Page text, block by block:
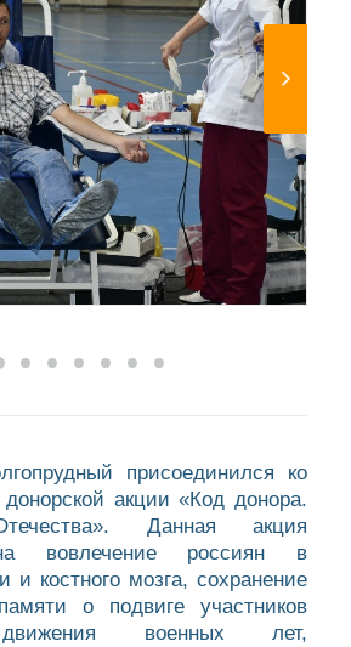
присоединился ко
акции «Код донора.
Данная акция
вовлечение россиян в
и костного мозга, сохранение
о подвиге участников
движения военных лет,